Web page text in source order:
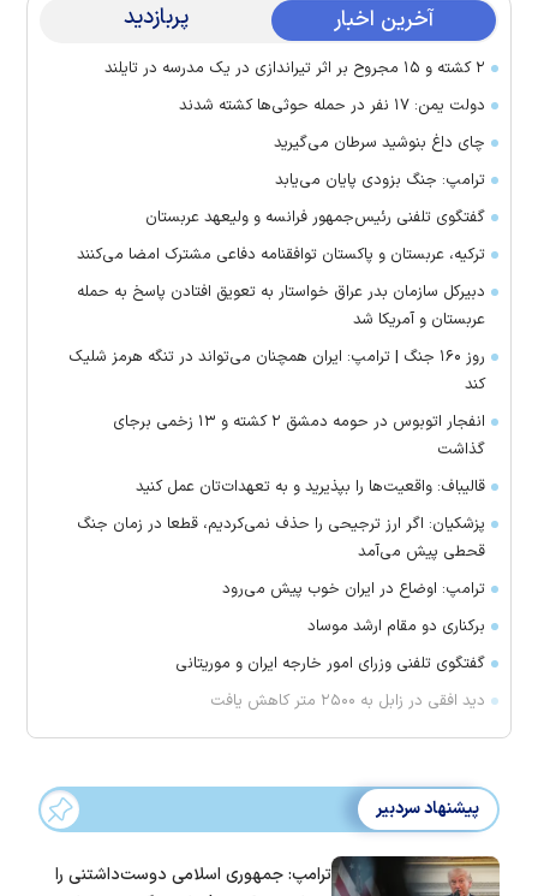
آخرین اخبار پربازدید
۲ کشته و ۱۵ مجروح بر اثر تیراندازی در یک مدرسه در تایلند
دولت یمن: ۱۷ نفر در حمله حوثی‌ها کشته شدند
چای داغ بنوشید سرطان می‌گیرید
ترامپ: جنگ بزودی پایان می‌یابد
گفتگوی تلفنی رئیس‌جمهور فرانسه و ولیعهد عربستان
ترکیه، عربستان و پاکستان توافقنامه دفاعی مشترک امضا می‌کنند
دبیرکل سازمان بدر عراق خواستار به تعویق افتادن پاسخ به حمله
عربستان و آمریکا شد
روز ۱۶۰ جنگ | ترامپ: ایران همچنان می‌تواند در تنگه هرمز شلیک
کند
انفجار اتوبوس در حومه دمشق ۲ کشته و ۱۳ زخمی برجای
گذاشت
قالیباف: واقعیت‌ها را بپذیرید و به تعهدات‌تان عمل کنید
پزشکیان: اگر ارز ترجیحی را حذف نمی‌کردیم، قطعا در زمان جنگ
قحطی پیش می‌آمد
ترامپ: اوضاع در ایران خوب پیش می‌رود
برکناری دو مقام ارشد موساد
گفتگوی تلفنی وزرای امور خارجه ایران و موریتانی
دید افقی در زابل به ۲۵۰۰ متر کاهش یافت
پیشنهاد سردبیر
ترامپ: جمهوری اسلامی دوست‌داشتنی را